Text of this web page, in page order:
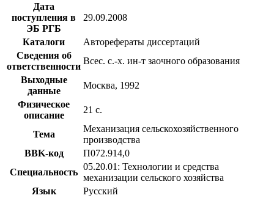
Дата
поступления в
ЭБ РГБ
29.09.2008
Каталоги
Авторефераты диссертаций
Сведения об
ответственности
Всес. с.-х. ин-т заочного образования
Выходные
данные
Москва, 1992
Физическое
описание
21 с.
Тема
Механизация сельскохозяйственного
производства
BBK-код
П072.914,0
Специальность
05.20.01: Технологии и средства
механизации сельского хозяйства
Язык
Русский